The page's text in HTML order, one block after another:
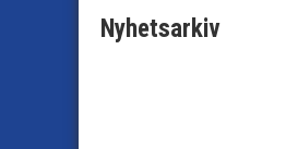
Nyhetsarkiv